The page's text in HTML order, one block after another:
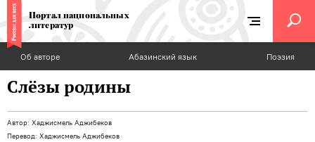
Портал национальных
литератур
Об авторе Абазинский язык Поэзия
Слёзы родины
Автор: Хаджисмель Аджибеков
Перевод: Хаджисмель Аджибеков